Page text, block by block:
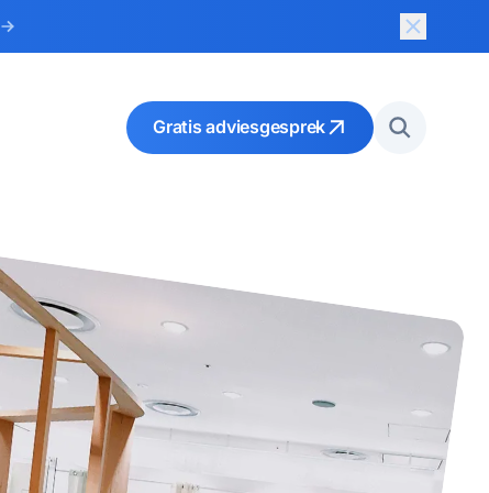
Sluit
Gratis adviesgesprek Zoeken